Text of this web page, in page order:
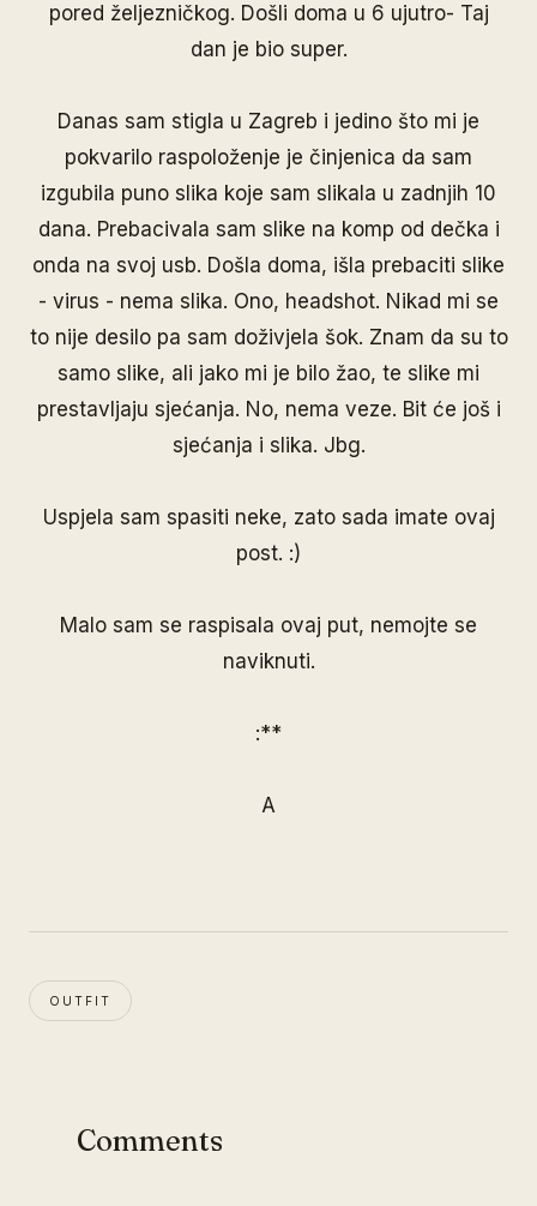
pored željezničkog. Došli doma u 6 ujutro- Taj
dan je bio super.
Danas sam stigla u Zagreb i jedino što mi je
pokvarilo raspoloženje je činjenica da sam
izgubila puno slika koje sam slikala u zadnjih 10
dana. Prebacivala sam slike na komp od dečka i
onda na svoj usb. Došla doma, išla prebaciti slike
- virus - nema slika. Ono, headshot. Nikad mi se
to nije desilo pa sam doživjela šok. Znam da su to
samo slike, ali jako mi je bilo žao, te slike mi
prestavljaju sjećanja. No, nema veze. Bit će još i
sjećanja i slika. Jbg.
Uspjela sam spasiti neke, zato sada imate ovaj
post. :)
Malo sam se raspisala ovaj put, nemojte se
naviknuti.
:**
A
OUTFIT
Comments